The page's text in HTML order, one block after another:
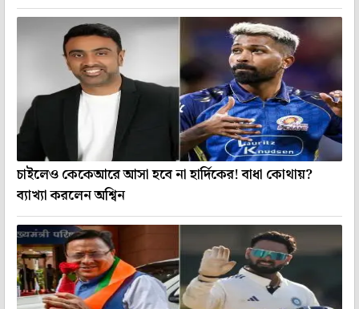
চাইলেও কেকেআরে আসা হবে না হার্দিকের! বাধা কোথায়?
ব্যাখ্যা করলেন অশ্বিন